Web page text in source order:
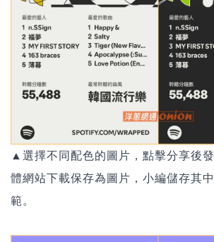
▲ 選擇不同配色的圖片，點擊分享後
體網站下載保存為圖片， 小編儲存其
範。